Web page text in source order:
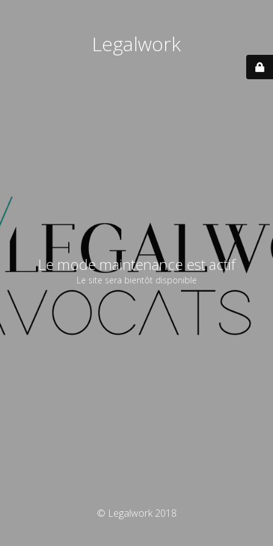
Legalwork
Le mode maintenance est actif
Le site sera bientôt disponible
© Legalwork 2018